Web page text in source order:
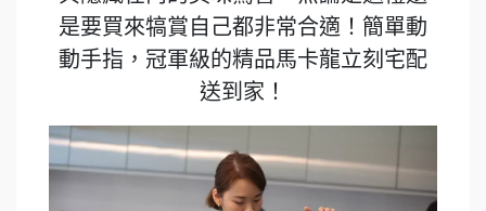
是要買來犒賞自己都非常合適！簡單動
動手指，冠軍級的精品馬卡龍立刻宅配
送到家！